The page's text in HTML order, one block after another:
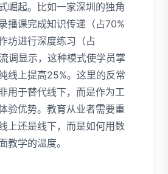
崛起。比如一家深圳的独角
播课完成知识传递（占70%
坊进行深度练习（占
调显示，这种模式使学员掌
线上提高25%。这里的反常
用于替代线下，而是作为工
验优势。教育从业者需要重
上还是线下，而是如何用数
教学的温度。